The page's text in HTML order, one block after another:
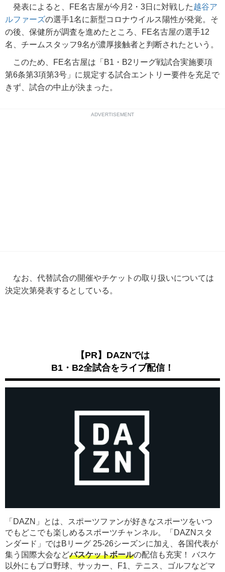
発表によると、FE名古屋が今月2・3日に対戦した越谷ア
ルファーズの選手1名に新型コロナウイルス陽性が発覚。そ
の後、保健所が調査を進めたところ、FE名古屋の選手12
名、チームスタッフ9名が濃厚接触者と判断されたという。
このため、FE名古屋は「B1・B2リーグ戦試合実施要項
第6条第3項第3号」に規定する試合エントリー要件を充足で
きず、試合の中止が決まった。
ADVERTISEMENT
なお、代替試合の開催やチケットの取り扱いについては
決定次第発表するとしている。
【PR】DAZNでは
B1・B2全試合をライブ配信！
「DAZN」とは、スポーツファンが好きなスポーツをいつ
でもどこでも楽しめるスポーツチャンネル。「DAZNスタ
ンダード」ではBリーグ 25-26シーズンに加え、各国代表が
集う国際大会などバスケットボールの配信も充実！ バスケ
以外にもプロ野球、サッカー、F1、テニス、ゴルフなどマ